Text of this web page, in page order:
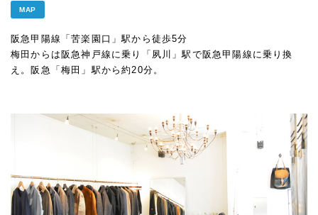
MAP
阪急甲陽線「苦楽園口」駅から徒歩5分
梅田からは阪急神戸線に乗り「夙川」駅で阪急甲陽線に乗り換
え。阪急「梅田」駅から約20分。